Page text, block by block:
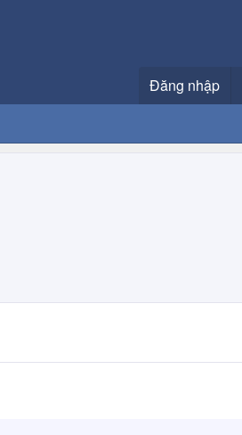
Đăng nhập